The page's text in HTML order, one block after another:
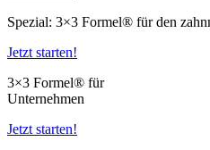
Spezial: 3×3 Formel® für den
Jetzt starten!
3×3 Formel® für
Unternehmen
Jetzt starten!